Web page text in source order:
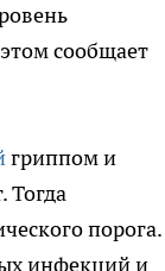
сообщает
гриппом и
Тогда
порога.
инфекций и